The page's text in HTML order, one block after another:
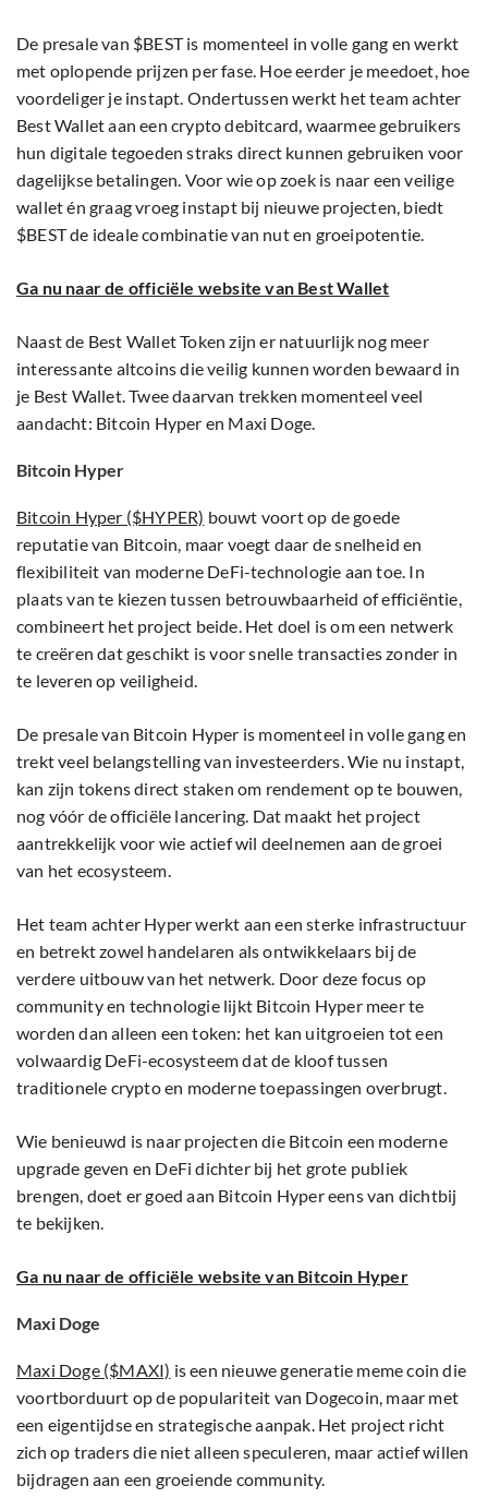
De presale van $BEST is momenteel in volle gang en werkt
met oplopende prijzen per fase. Hoe eerder je meedoet, hoe
voordeliger je instapt. Ondertussen werkt het team achter
Best Wallet aan een crypto debitcard, waarmee gebruikers
hun digitale tegoeden straks direct kunnen gebruiken voor
dagelijkse betalingen. Voor wie op zoek is naar een veilige
wallet én graag vroeg instapt bij nieuwe projecten, biedt
$BEST de ideale combinatie van nut en groeipotentie.
Ga nu naar de officiële website van Best Wallet
Naast de Best Wallet Token zijn er natuurlijk nog meer
interessante altcoins die veilig kunnen worden bewaard in
je Best Wallet. Twee daarvan trekken momenteel veel
aandacht: Bitcoin Hyper en Maxi Doge.
Bitcoin Hyper
Bitcoin Hyper ($HYPER) bouwt voort op de goede
reputatie van Bitcoin, maar voegt daar de snelheid en
flexibiliteit van moderne DeFi-technologie aan toe. In
plaats van te kiezen tussen betrouwbaarheid of efficiëntie,
combineert het project beide. Het doel is om een netwerk
te creëren dat geschikt is voor snelle transacties zonder in
te leveren op veiligheid.
De presale van Bitcoin Hyper is momenteel in volle gang en
trekt veel belangstelling van investeerders. Wie nu instapt,
kan zijn tokens direct staken om rendement op te bouwen,
nog vóór de officiële lancering. Dat maakt het project
aantrekkelijk voor wie actief wil deelnemen aan de groei
van het ecosysteem.
Het team achter Hyper werkt aan een sterke infrastructuur
en betrekt zowel handelaren als ontwikkelaars bij de
verdere uitbouw van het netwerk. Door deze focus op
community en technologie lijkt Bitcoin Hyper meer te
worden dan alleen een token: het kan uitgroeien tot een
volwaardig DeFi-ecosysteem dat de kloof tussen
traditionele crypto en moderne toepassingen overbrugt.
Wie benieuwd is naar projecten die Bitcoin een moderne
upgrade geven en DeFi dichter bij het grote publiek
brengen, doet er goed aan Bitcoin Hyper eens van dichtbij
te bekijken.
Ga nu naar de officiële website van Bitcoin Hyper
Maxi Doge
Maxi Doge ($MAXI) is een nieuwe generatie meme coin die
voortborduurt op de populariteit van Dogecoin, maar met
een eigentijdse en strategische aanpak. Het project richt
zich op traders die niet alleen speculeren, maar actief willen
bijdragen aan een groeiende community.